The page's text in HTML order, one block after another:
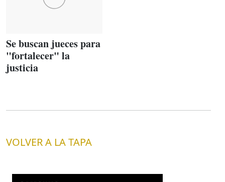
Se buscan jueces para
"fortalecer" la
justicia
VOLVER A LA TAPA